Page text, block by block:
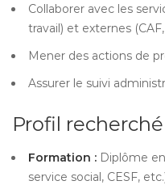
Collaborer avec les
travail) et externes
Mener des actions de
Assurer le suivi
Profil recherché
Formation : Diplôme
service social, CESF,